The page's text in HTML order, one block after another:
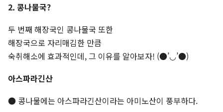
2. 콩나물국?
두 번째 해장국인 콩나물국 또한
해장국으로 자리매김한 만큼
숙취해소에 효과적인데, 그 이유를 알아보자! (●’◡’●)
아스파라긴산
● 콩나물에는 아스파라긴산이라는 아미노산이 풍부하다.